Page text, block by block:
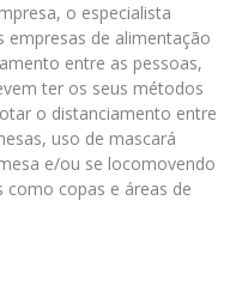
o especialista
empresas de alimentação
entre as pessoas,
ter os seus métodos
o distanciamento entre
uso de mascará
e/ou se locomovendo
copas e áreas de